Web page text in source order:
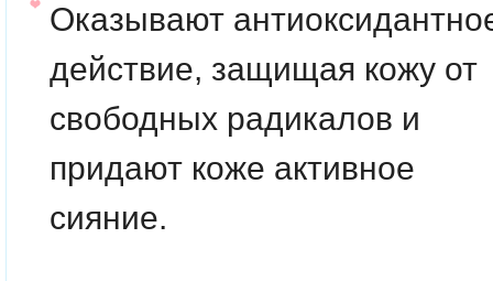
Оказывают
действие, защищая кожу от
свободных радикалов и
придают коже активное
сияние.